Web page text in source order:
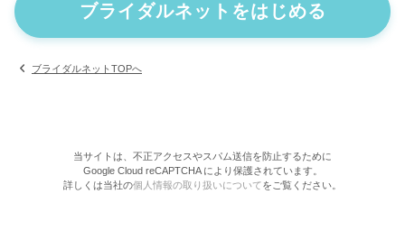
ブライダルネットをはじめる
ブライダルネットTOPへ
当サイトは、不正アクセスやスパム送信を防止するために
Google Cloud reCAPTCHA により保護されています。
詳しくは当社の個人情報の取り扱いについてをご覧ください。